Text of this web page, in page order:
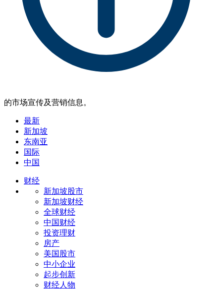
的市场宣传及营销信息。
最新
新加坡
东南亚
国际
中国
财经
新加坡股市
新加坡财经
全球财经
中国财经
投资理财
房产
美国股市
中小企业
起步创新
财经人物